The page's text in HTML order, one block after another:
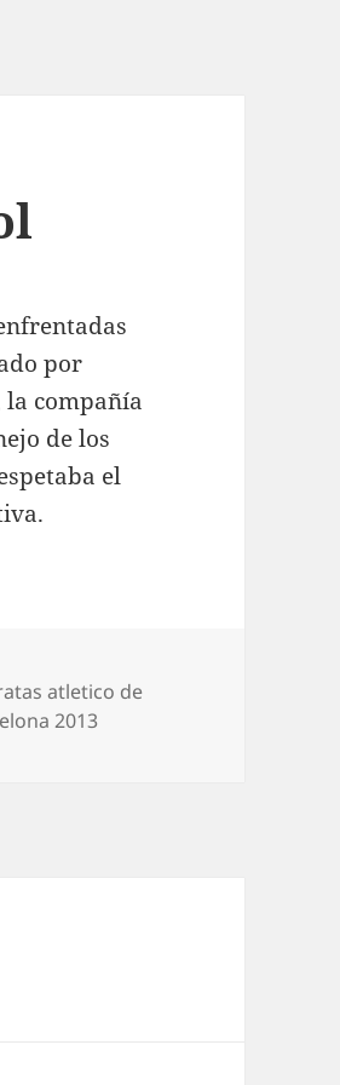
por
la compañía
de los
el
atletico de
2013